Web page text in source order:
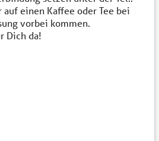
einen Kaffee oder Tee bei
vorbei kommen.
Dich da!